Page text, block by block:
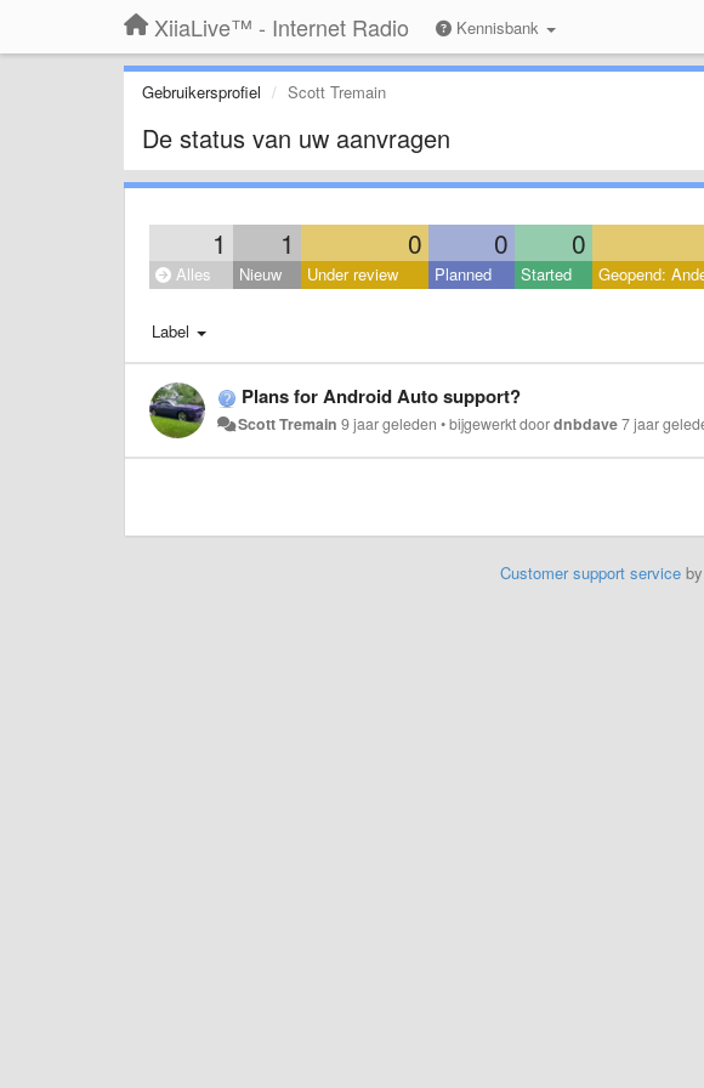
XiiaLive™ - Internet Radio Kennisbank
Gebruikersprofiel Scott Tremain
De status van uw aanvragen
1 1 0 0 0
Alles Nieuw Under review Planned Started Geopend:
Label
Plans for Android Auto support?
Scott Tremain 9 jaar geleden •bijgewerkt doordnbdave7 jaar
Customer support serviceby